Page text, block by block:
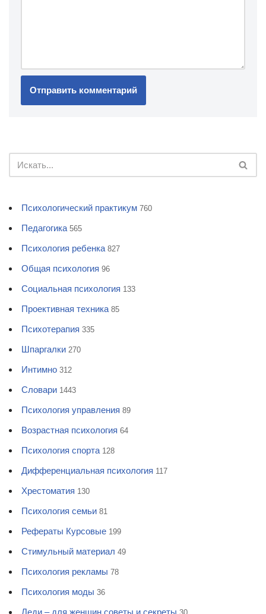
Психологический практикум 760
Педагогика 565
Психология ребенка 827
Общая психология 96
Социальная психология 133
Проективная техника 85
Психотерапия 335
Шпаргалки 270
Интимно 312
Словари 1443
Психология управления 89
Возрастная психология 64
Психология спорта 128
Дифференциальная психология 117
Хрестоматия 130
Психология семьи 81
Рефераты Курсовые 199
Стимульный материал 49
Психология рекламы 78
Психология моды 36
Леди – для женщин советы и секреты